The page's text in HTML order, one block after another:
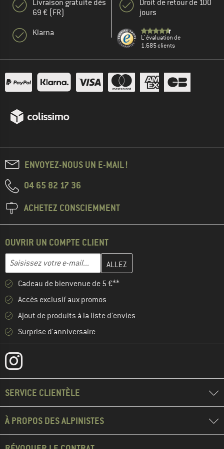
Livraison gratuite dès
69 € (FR)
Klarna
Droit de retour de 100
jours
L' évaluation de
1.685 clients
ENVOYEZ-NOUS UN E-MAIL !
04 65 82 17 36
ACHETEZ CONSCIEMMENT
OUVRIR UN COMPTE CLIENT
Adresse e-mail
Entrez votre adresse e-mail ici et créez votre compte client à la
Cadeau de bienvenue de 5 €**
Accès exclusif aux promos
Ajout de produits à la liste d'envies
Surprise d'anniversaire
SERVICE CLIENTÈLE
À PROPOS DES ALPINISTES